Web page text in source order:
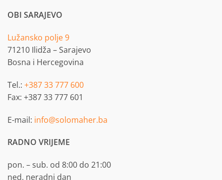
OBI SARAJEVO
Lužansko polje 9
71210 Ilidža – Sarajevo
Bosna i Hercegovina
Tel.: +387 33 777 600
Fax: +387 33 777 601
E-mail: info@solomaher.ba
RADNO VRIJEME
pon. – sub. od 8:00 do 21:00
ned. neradni dan